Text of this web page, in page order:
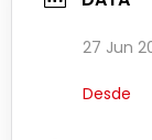
27 Jun
Desde